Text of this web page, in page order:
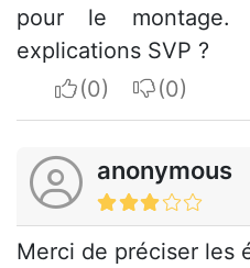
pour le montage.
explications SVP ?
I apreciateI do not
anonymous
Merci de préciser les